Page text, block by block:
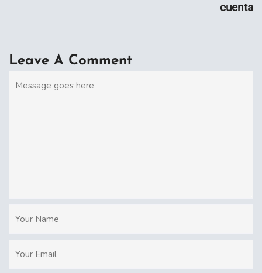
cuenta
Leave A Comment